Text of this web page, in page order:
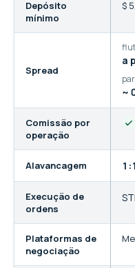
Depósito
mínimo
$ 5
Spread
a
~
Comissão por
operação
Alavancagem
Execução de
ordens
Plataformas de
negociação